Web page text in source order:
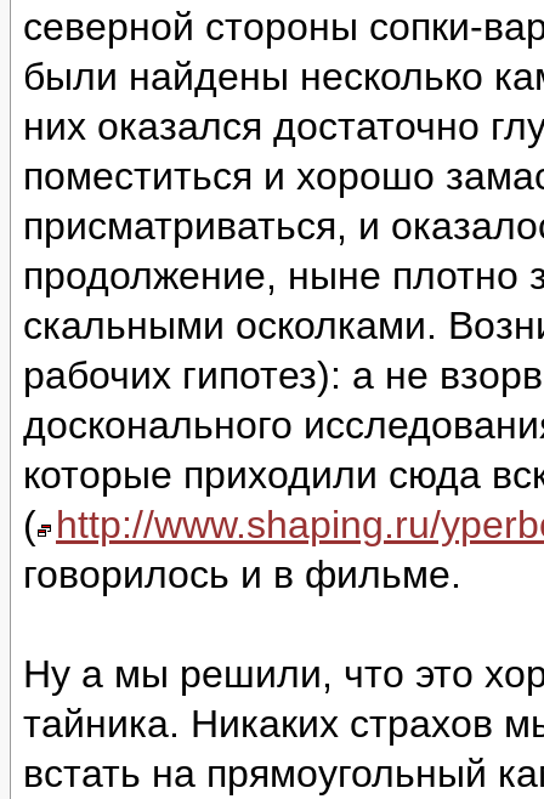
северной стороны сопки-
были найдены несколько
них оказался достаточно
поместиться и хорошо
присматриваться, и
продолжение, ныне плотно
скальными осколками.
рабочих гипотез): а не
досконального
которые приходили сюда
( http://www.shaping.ru/
говорилось и в фильме.
Ну а мы решили, что это
тайника. Никаких страхов
встать на прямоугольный